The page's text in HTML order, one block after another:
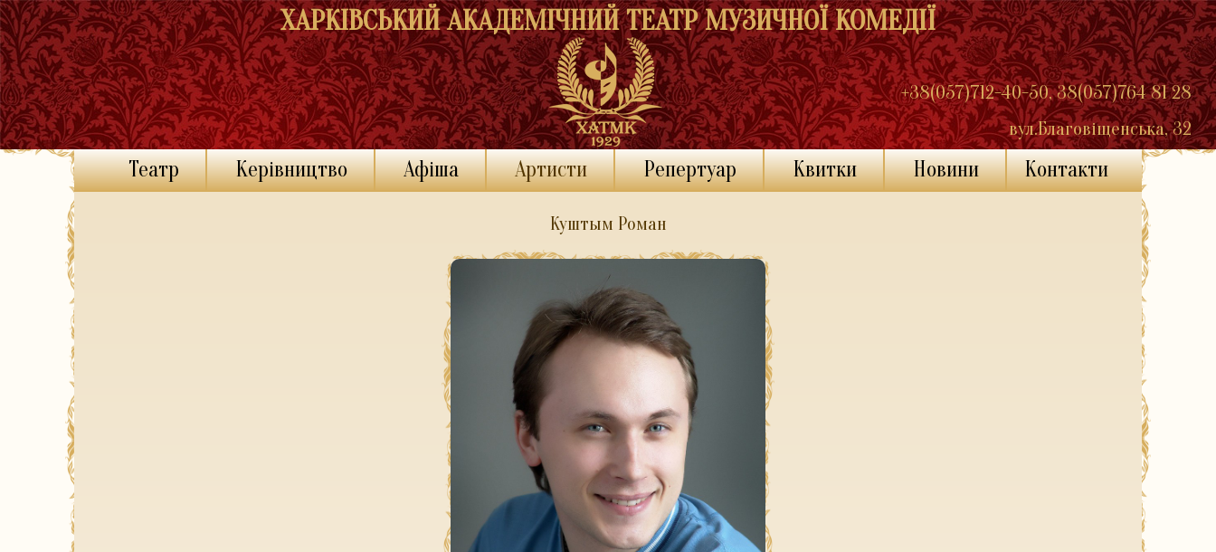
ХАРКІВСЬКИЙ АКАДЕМІЧНИЙ ТЕАТР МУЗИЧНОЇ КОМЕДІЇ
+38(057)712-40-50, 38(057)764 81 28
вул.Благовіщенська, 32
Театр Керівництво Афіша Артисти Репертуар Квитки Новини Контакти
Куштым Роман